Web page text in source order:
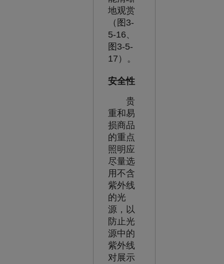
地观赏
（图3-
5-16、
图3-5-
17）。
安全性
贵
重和易
损商品
的重点
照明应
尽量选
用不含
紫外线
的光
源，以
防止光
源中的
紫外线
对展示